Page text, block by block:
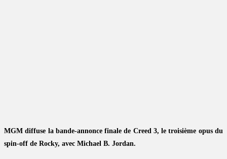
MGM diffuse la bande-annonce finale de Creed 3, le troisième opus du
spin-off de Rocky, avec Michael B. Jordan.